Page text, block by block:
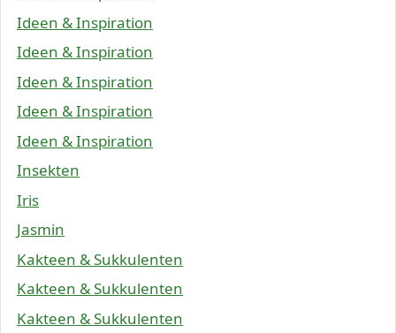
Ideen & Inspiration
Ideen & Inspiration
Ideen & Inspiration
Ideen & Inspiration
Ideen & Inspiration
Insekten
Iris
Jasmin
Kakteen & Sukkulenten
Kakteen & Sukkulenten
Kakteen & Sukkulenten